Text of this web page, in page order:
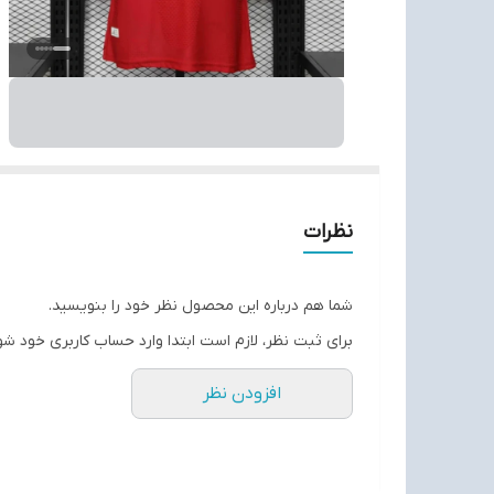
نظرات
شما هم درباره این محصول نظر خود را بنویسید.
برای ثبت نظر، لازم است ابتدا وارد حساب کاربری خود
افزودن نظر